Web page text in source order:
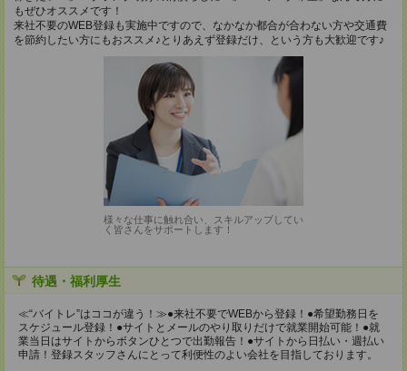
もぜひオススメです！
来社不要のWEB登録も実施中ですので、なかなか都合が合わない方や交通費
を節約したい方にもおススメ♪とりあえず登録だけ、という方も大歓迎です♪
様々な仕事に触れ合い、スキルアップしてい
く皆さんをサポートします！
待遇・福利厚生
≪“バイトレ”はココが違う！≫●来社不要でWEBから登録！●希望勤務日を
スケジュール登録！●サイトとメールのやり取りだけで就業開始可能！●就
業当日はサイトからボタンひとつで出勤報告！●サイトから日払い・週払い
申請！登録スタッフさんにとって利便性のよい会社を目指しております。